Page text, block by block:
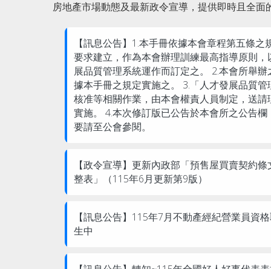
房地產市場動態及最新政令宣導，提供即時且全面
【訊息公告】 1.本手冊依據本會章程第五條之
要求建立，作為本會辦理訓練最高指導原則
展品質管理系統運作而訂定之。 2.本會所舉
據本手冊之規定實施之。 3.「人才發展品質
核准等相關作業，由本會權責人員制定，送
實施。 4.本次修訂版已公告於本會所之公告
要請至公會參閱。
【政令宣導】 更新內政部「預售屋買賣契約
整表」（115年6月更新第9版）
【訊息公告】 115年7月不動產經紀營業員資
生中